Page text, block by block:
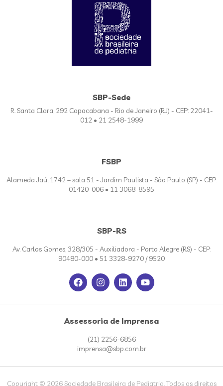
SBP-Sede
R. Santa Clara, 292 Copacabana - Rio de Janeiro (RJ) - CEP: 22041-
012 • 21 2548-1999
FSBP
Alameda Jaú, 1742 – sala 51 - Jardim Paulista - São Paulo (SP) - CEP:
01420-006 • 11 3068-8595
SBP-RS
Av. Carlos Gomes, 328/305 - Auxiliadora - Porto Alegre (RS) - CEP:
90480-000 • 51 3328-9270 / 9520
Assessoria de Imprensa
(21) 2256-6856
imprensa@sbp.com.br
Copyright © 2026 Sociedade Brasileira de Pediatria. Todos os direitos